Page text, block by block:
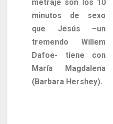
metraje son los 10
minutos de sexo
que Jesús –un
tremendo Willem
Dafoe- tiene con
María Magdalena
(Barbara Hershey).